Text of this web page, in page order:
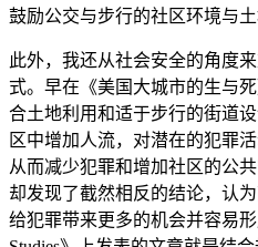
鼓励公交与步行的社区环境与土
此外，我还从社会安全的角度
式。早在《美国大城市的生与死
合土地利用和适于步行的街道
区中增加人流，对潜在的犯罪
从而减少犯罪和增加社区的公
却发现了截然相反的结论，认
给犯罪带来更多的机会并容易